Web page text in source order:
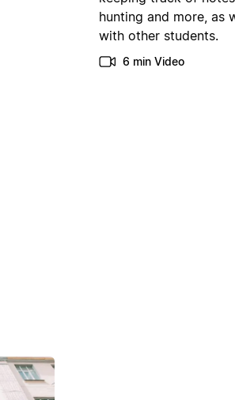
hunting and more, as
with other students.
6 min Video